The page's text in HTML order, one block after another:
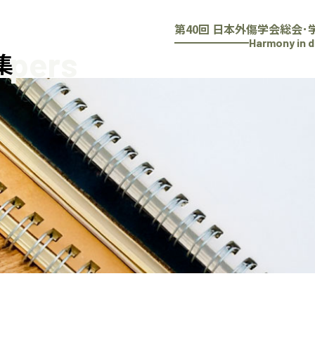
第40回 日本外傷学会総会･
Harmony in